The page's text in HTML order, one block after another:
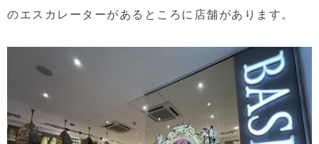
のエスカレーターがあるところに店舗があります。